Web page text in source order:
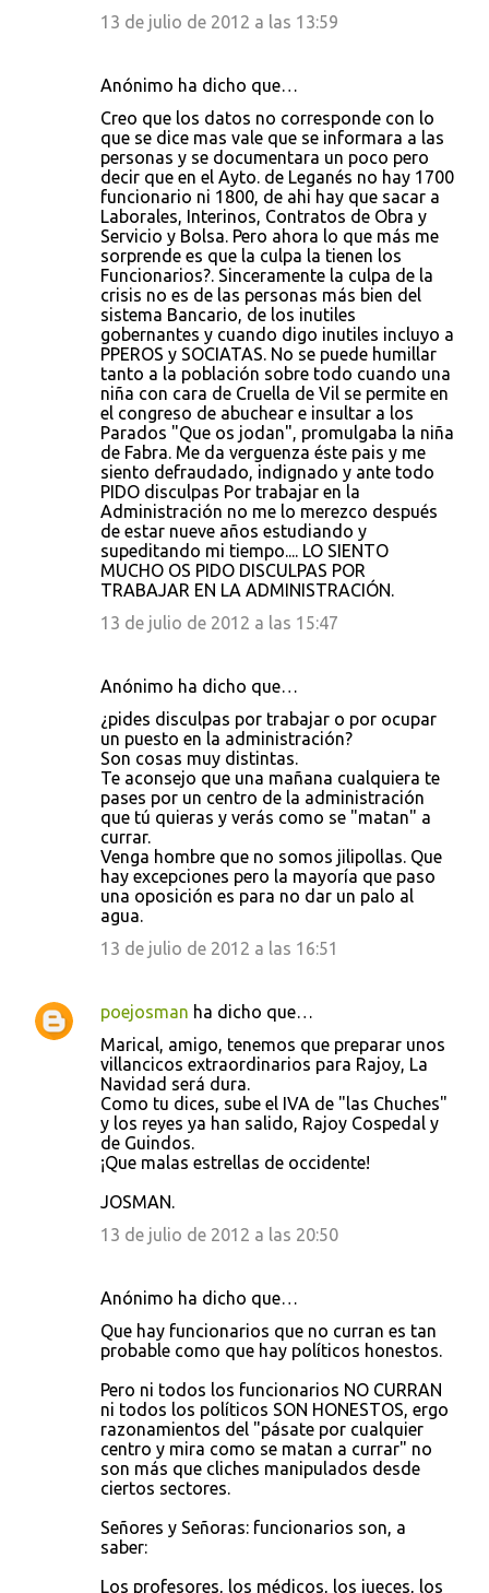
13 de julio de 2012 a las 13:59
Anónimo ha dicho que…
Creo que los datos no corresponde con lo
que se dice mas vale que se informara a las
personas y se documentara un poco pero
decir que en el Ayto. de Leganés no hay 1700
funcionario ni 1800, de ahi hay que sacar a
Laborales, Interinos, Contratos de Obra y
Servicio y Bolsa. Pero ahora lo que más me
sorprende es que la culpa la tienen los
Funcionarios?. Sinceramente la culpa de la
crisis no es de las personas más bien del
sistema Bancario, de los inutiles
gobernantes y cuando digo inutiles incluyo a
PPEROS y SOCIATAS. No se puede humillar
tanto a la población sobre todo cuando una
niña con cara de Cruella de Vil se permite en
el congreso de abuchear e insultar a los
Parados "Que os jodan", promulgaba la niña
de Fabra. Me da verguenza éste pais y me
siento defraudado, indignado y ante todo
PIDO disculpas Por trabajar en la
Administración no me lo merezco después
de estar nueve años estudiando y
supeditando mi tiempo.... LO SIENTO
MUCHO OS PIDO DISCULPAS POR
TRABAJAR EN LA ADMINISTRACIÓN.
13 de julio de 2012 a las 15:47
Anónimo ha dicho que…
¿pides disculpas por trabajar o por ocupar
un puesto en la administración?
Son cosas muy distintas.
Te aconsejo que una mañana cualquiera te
pases por un centro de la administración
que tú quieras y verás como se "matan" a
currar.
Venga hombre que no somos jilipollas. Que
hay excepciones pero la mayoría que paso
una oposición es para no dar un palo al
agua.
13 de julio de 2012 a las 16:51
poejosman ha dicho que…
Marical, amigo, tenemos que preparar unos
villancicos extraordinarios para Rajoy, La
Navidad será dura.
Como tu dices, sube el IVA de "las Chuches"
y los reyes ya han salido, Rajoy Cospedal y
de Guindos.
¡Que malas estrellas de occidente!
JOSMAN.
13 de julio de 2012 a las 20:50
Anónimo ha dicho que…
Que hay funcionarios que no curran es tan
probable como que hay políticos honestos.
Pero ni todos los funcionarios NO CURRAN
ni todos los políticos SON HONESTOS, ergo
razonamientos del "pásate por cualquier
centro y mira como se matan a currar" no
son más que cliches manipulados desde
ciertos sectores.
Señores y Señoras: funcionarios son, a
saber:
Los profesores, los médicos, los jueces, los